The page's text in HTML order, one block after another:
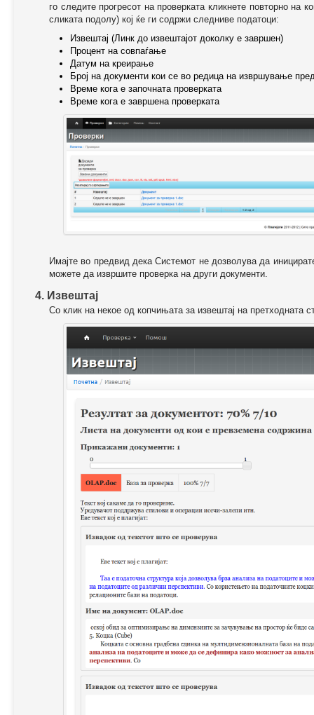
го следите прогресот на проверката кликнете повторно на
сликата подолу) кој ќе ги содржи следниве податоци:
Извештај (Линк до извештајот доколку е завршен)
Процент на совпаѓање
Датум на креирање
Број на документи кои се во редица на извршување
Време кога е започната проверката
Време кога е завршена проверката
Имајте во предвид дека Системот не дозволува да
можете да извршите проверка на други документи.
4. Извештај
Со клик на некое од копчињата за извештај на претходната